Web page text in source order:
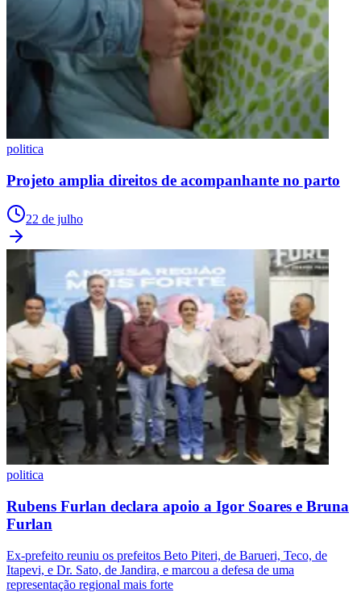
politica
Projeto amplia direitos de acompanhante no parto
22 de julho
politica
Rubens Furlan declara apoio a Igor Soares e Bruna
Furlan
Ex-prefeito reuniu os prefeitos Beto Piteri, de Barueri, Teco, de
Itapevi, e Dr. Sato, de Jandira, e marcou a defesa de uma
representação regional mais forte